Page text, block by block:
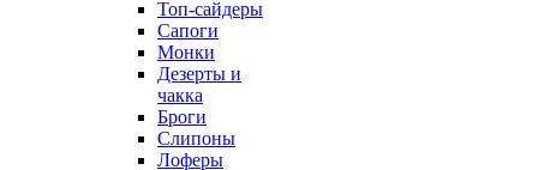
Топ-сайдеры
Сапоги
Монки
Дезерты и
чакка
Броги
Слипоны
Лоферы